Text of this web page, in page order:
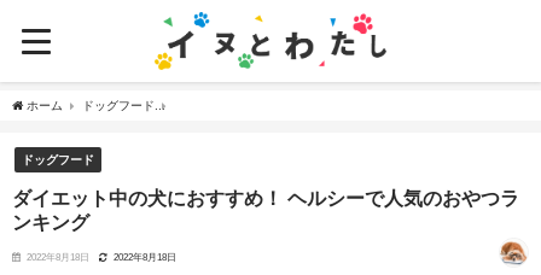
ホーム ドッグフード
ドッグフード
ダイエット中の犬におすすめ！ ヘルシーで人気のおやつラ
ンキング
2022年8月18日 2022年8月18日